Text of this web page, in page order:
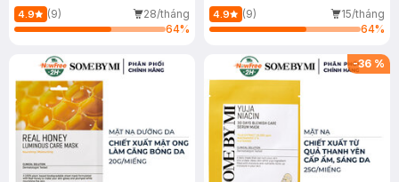
Care Mask
4.9 (9)
28/tháng
64%
4.9 (9)
15/tháng
64%
-36 %